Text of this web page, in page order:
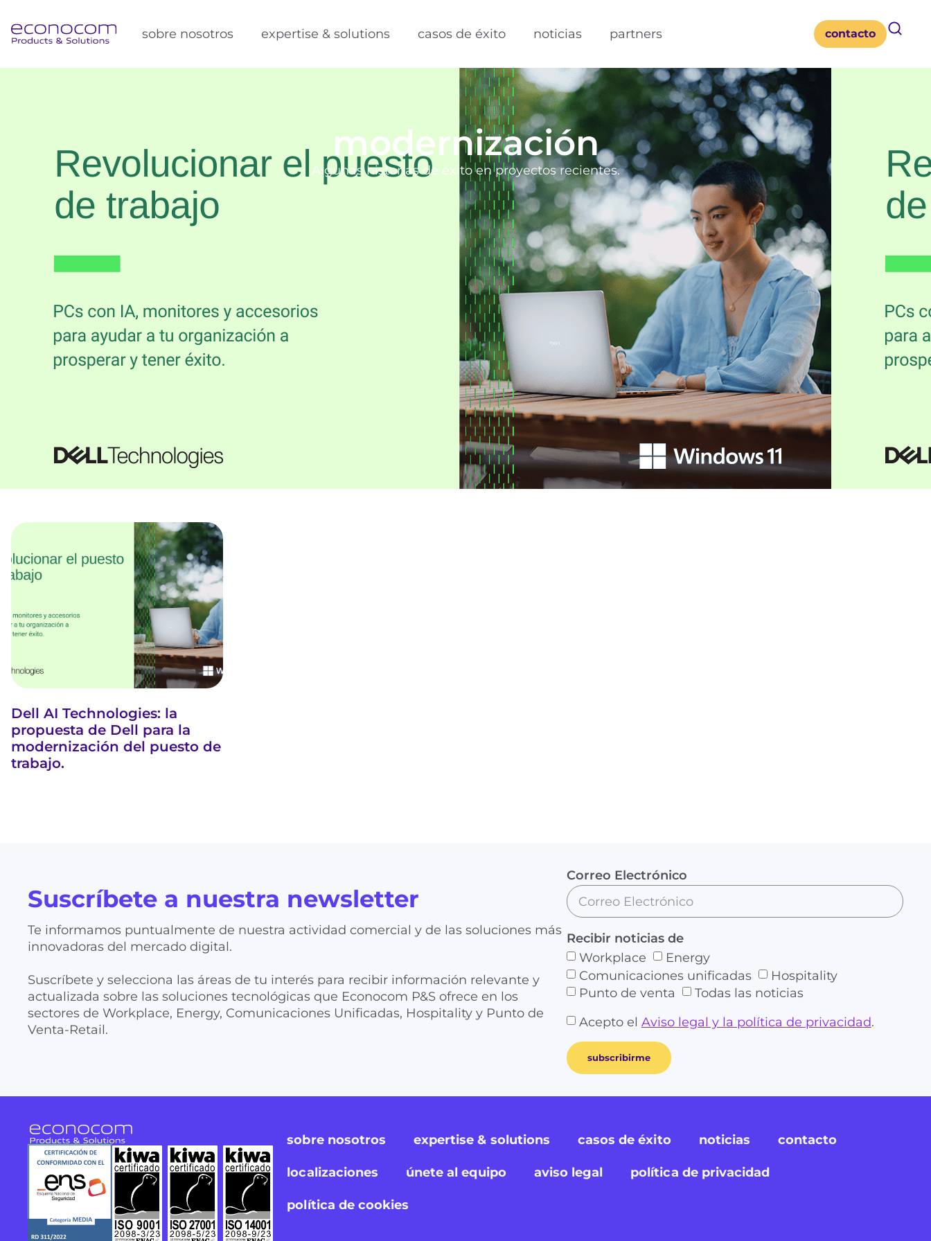
sobre nosotros expertise & solutions casos de éxito noticias partners contacto
modernización
Algunas historias de éxito en proyectos recientes.
Dell AI Technologies: la
propuesta de Dell para la
modernización del puesto de
trabajo.
Suscríbete a nuestra newsletter
Te informamos puntualmente de nuestra actividad comercial y de las soluciones más
innovadoras del mercado digital.
Suscríbete y selecciona las áreas de tu interés para recibir información relevante y
actualizada sobre las soluciones tecnológicas que Econocom P&S ofrece en los
sectores de Workplace, Energy, Comunicaciones Unificadas, Hospitality y Punto de
Venta-Retail.
Correo Electrónico
Recibir noticias de
Workplace
Energy
Comunicaciones unificadas
Hospitality
Punto de venta
Todas las noticias
Acepto el Aviso legal y la política de privacidad.
subscribirme
sobre nosotros expertise & solutions casos de éxito noticias contacto
localizaciones únete al equipo aviso legal política de privacidad
política de cookies